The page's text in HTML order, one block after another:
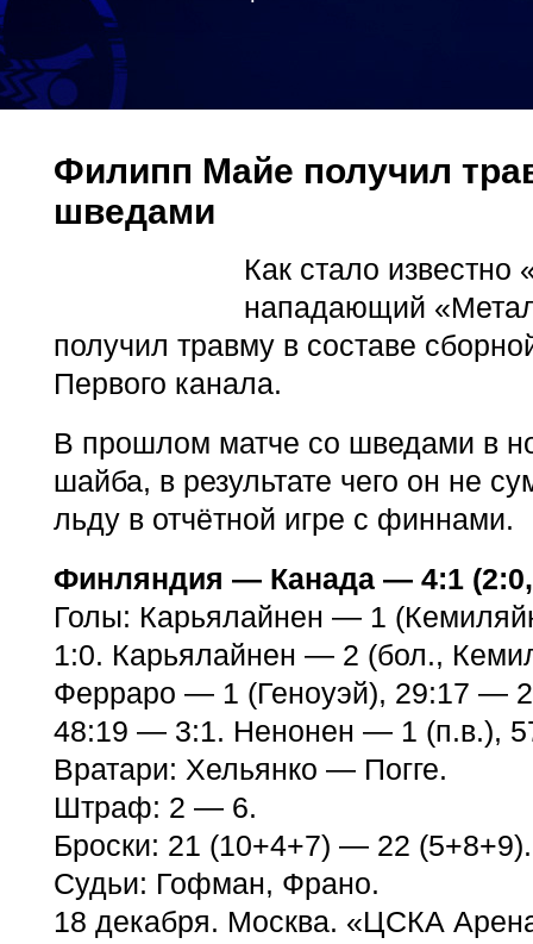
Филипп Майе получил
шведами
Как стало известно
нападающий
получил травму в составе
Первого канала.
В прошлом матче со шведами в
шайба, в результате чего он не
льду в отчётной игре с финнами.
Финляндия — Канада — 4:1 (2:0,
Голы: Карьялайнен — 1
1:0. Карьялайнен — 2 (бол.,
Ферраро — 1 (Геноуэй), 29:17 —
48:19 — 3:1. Ненонен — 1 (п.в.),
Вратари: Хельянко — Погге.
Штраф: 2 — 6.
Броски: 21 (10+4+7) — 22 (5+8+9).
Судьи: Гофман, Франо.
18 декабря. Москва. «ЦСКА